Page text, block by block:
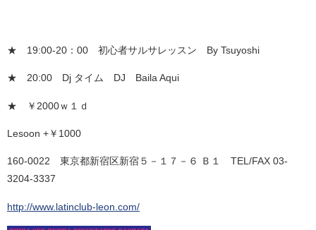
★ 19:00-20：00 初心者サルサレッスン By Tsuyoshi
★ 20:00 Dj タイム DJ Baila Aqui
★ ￥2000ｗ１ｄ
Lesoon +￥1000
160-0022 東京都新宿区新宿５－１７－６ Ｂ１ TEL/FAX 03-
3204-3337
http://www.latinclub-leon.com/